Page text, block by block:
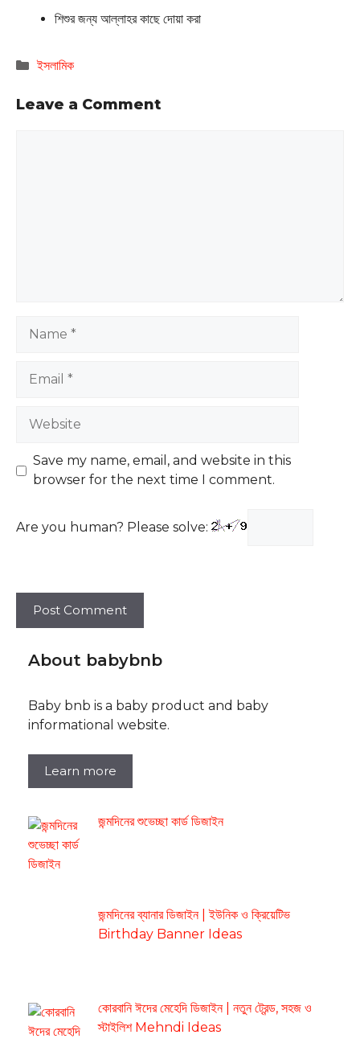
শিশুর জন্য আল্লাহর কাছে দোয়া করা
Categories
ইসলামিক
Leave a Comment
Website
Save my name, email, and website in this
browser for the next time I comment.
Are you human? Please solve:
About babybnb
Baby bnb is a baby product and baby
informational website.
Learn more
জন্মদিনের শুভেচ্ছা কার্ড ডিজাইন
জন্মদিনের ব্যানার ডিজাইন | ইউনিক ও ক্রিয়েটিভ
Birthday Banner Ideas
কোরবানি ঈদের মেহেদি ডিজাইন | নতুন ট্রেন্ড, সহজ ও
স্টাইলিশ Mehndi Ideas